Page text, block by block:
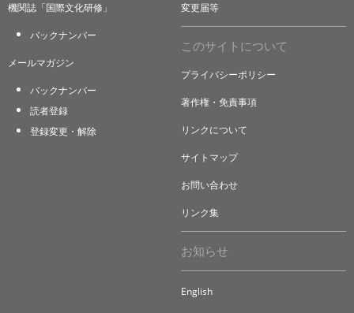
機関誌「国際文化研修」
バックナンバー
メールマガジン
バックナンバー
読者登録
登録変更・解除
変更届等
このサイトについて
プライバシーポリシー
著作権・免責事項
リンクについて
サイトマップ
お問い合わせ
リンク集
お知らせ
English